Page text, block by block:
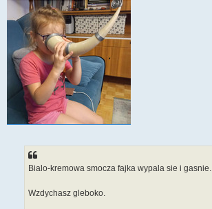
Bialo-kremowa smocza fajka wypala sie i gasnie.
Wzdychasz gleboko.